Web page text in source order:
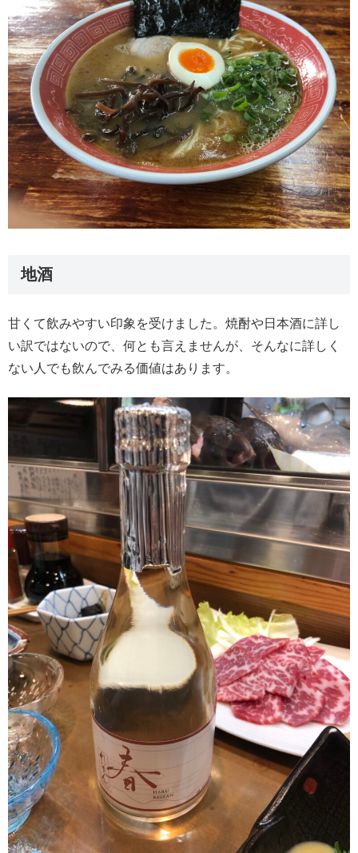
地酒
甘くて飲みやすい印象を受けました。焼酎や日本酒に詳し
い訳ではないので、何とも言えませんが、そんなに詳しく
ない人でも飲んでみる価値はあります。